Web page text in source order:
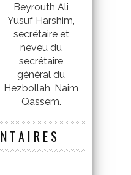
Beyrouth Ali
Yusuf Harshim,
secrétaire et
neveu du
secrétaire
général du
Hezbollah, Naim
Qassem.